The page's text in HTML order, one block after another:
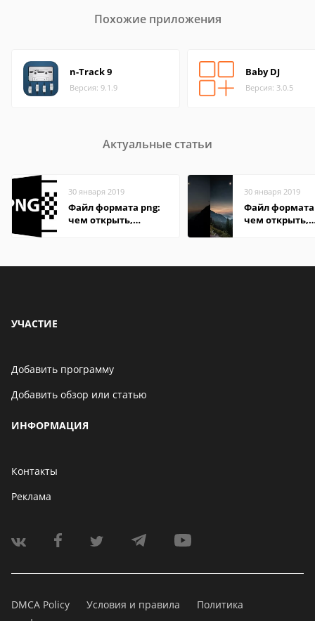
Похожие приложения
n-Track 9
Версия: 9.1.9
Baby DJ
Версия: 3.0.5
Актуальные статьи
30 января 2019
Файл формата png:
чем открыть,
30 января 2019
Файл
чем открыть,
УЧАСТИЕ
Добавить программу
Добавить обзор или статью
ИНФОРМАЦИЯ
Контакты
Реклама
DMCA Policy Условия и правила
Политика